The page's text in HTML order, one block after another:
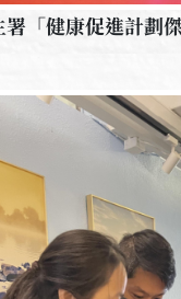
署「健康促進計劃